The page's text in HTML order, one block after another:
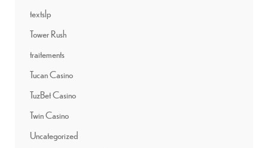
textslp
Tower Rush
traitements
Tucan Casino
TuzBet Casino
Twin Casino
Uncategorized